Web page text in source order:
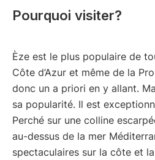
Pourquoi visiter?
Èze est le plus populaire de
Côte d’Azur et même de la
donc un a priori en y allant.
sa popularité. Il est
Perché sur une colline
au-dessus de la mer
spectaculaires sur la côte et la